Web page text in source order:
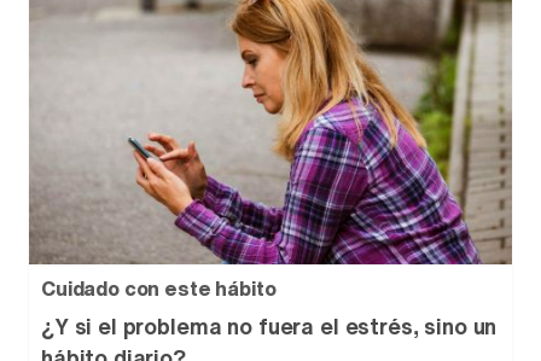
Cuidado con este hábito
¿Y si el problema no fuera el estrés, sino un